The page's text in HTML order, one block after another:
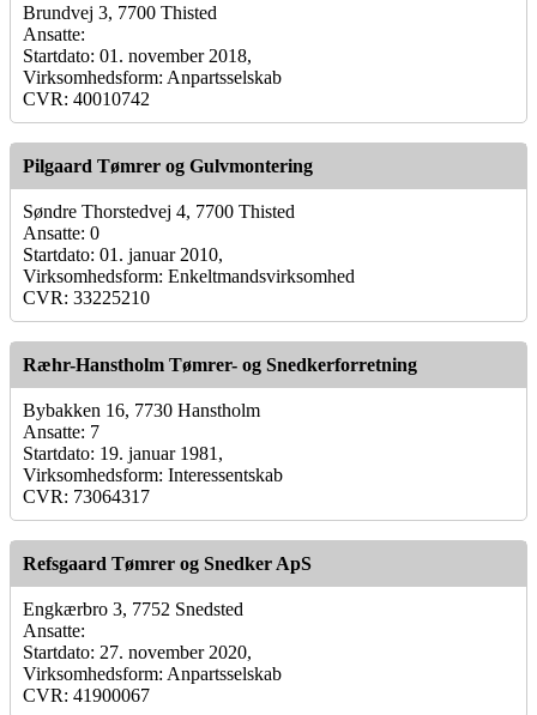
Brundvej 3, 7700 Thisted
Ansatte:
Startdato: 01. november 2018,
Virksomhedsform: Anpartsselskab
CVR: 40010742
Pilgaard Tømrer og Gulvmontering
Søndre Thorstedvej 4, 7700 Thisted
Ansatte: 0
Startdato: 01. januar 2010,
Virksomhedsform: Enkeltmandsvirksomhed
CVR: 33225210
Ræhr-Hanstholm Tømrer- og Snedkerforretning
Bybakken 16, 7730 Hanstholm
Ansatte: 7
Startdato: 19. januar 1981,
Virksomhedsform: Interessentskab
CVR: 73064317
Refsgaard Tømrer og Snedker ApS
Engkærbro 3, 7752 Snedsted
Ansatte:
Startdato: 27. november 2020,
Virksomhedsform: Anpartsselskab
CVR: 41900067